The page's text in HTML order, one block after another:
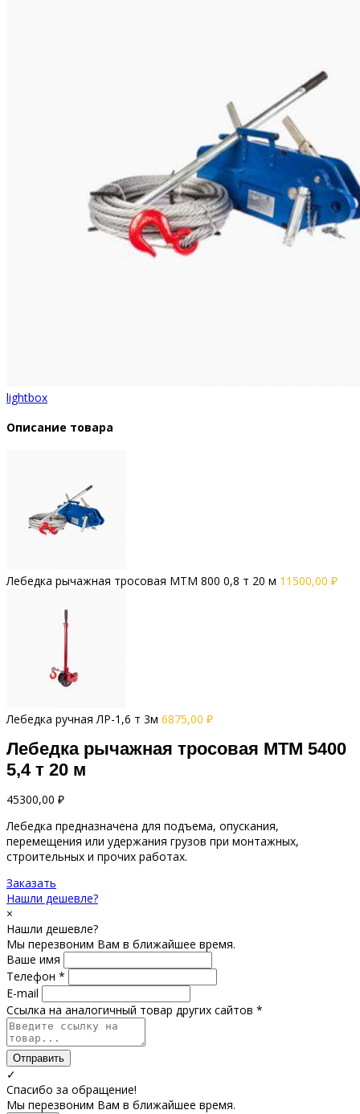
lightbox
Описание товара
Лебедка рычажная тросовая МТМ 800 0,8 т 20 м 11500,00 ₽
Лебедка ручная ЛР-1,6 т 3м 6875,00 ₽
Лебедка рычажная тросовая МТМ 5400
5,4 т 20 м
45300,00 ₽
Лебедка предназначена для подъема, опускания,
перемещения или удержания грузов при монтажных,
строительных и прочих работах.
Заказать
Нашли дешевле?
×
Нашли дешевле?
Мы перезвоним Вам в ближайшее время.
Ваше имя
Телефон *
E-mail
Ссылка на аналогичный товар других сайтов *
Отправить
✓
Спасибо за обращение!
Мы перезвоним Вам в ближайшее время.